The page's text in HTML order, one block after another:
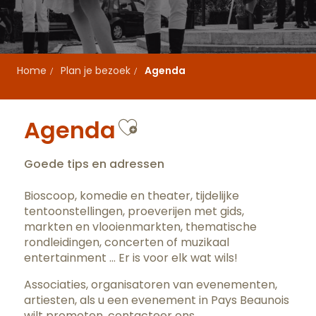
Home Plan je bezoek Agenda
AgendaAjouter aux
Goede tips en adressen
Bioscoop, komedie en theater, tijdelijke
tentoonstellingen, proeverijen met gids,
markten en vlooienmarkten, thematische
rondleidingen, concerten of muzikaal
entertainment … Er is voor elk wat wils!
Associaties, organisatoren van evenementen,
artiesten, als u een evenement in Pays Beaunois